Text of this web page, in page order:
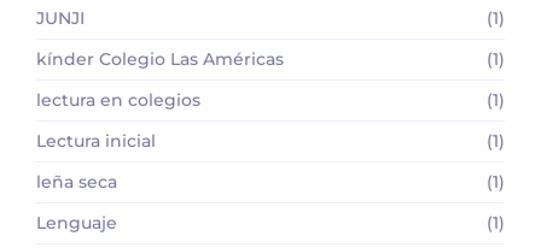
JUNJI
(1)
kínder Colegio Las Américas
(1)
lectura en colegios
(1)
Lectura inicial
(1)
leña seca
(1)
Lenguaje
(1)